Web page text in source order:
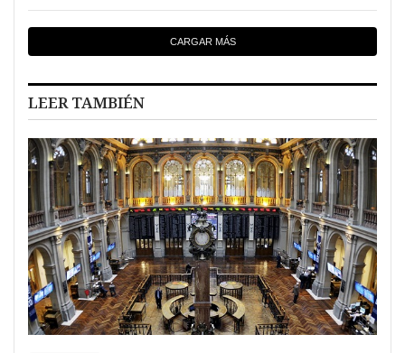
CARGAR MÁS
LEER TAMBIÉN